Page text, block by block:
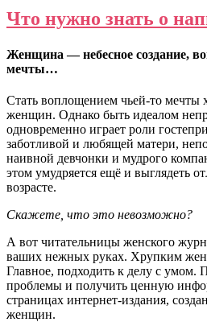
Что нужно знать о
Женщина — небесное создание,
мечты…
Стать воплощением чьей-то мечты
женщин. Однако быть идеалом
одновременно играет роли
заботливой и любящей матери,
наивной девчонки и мудрого
этом умудряется ещё и выглядеть
возрасте.
Скажете, что это невозможно?
А вот читательницы женского
ваших нежных руках. Хрупким
Главное, подходить к делу с умом.
проблемы и получить ценную
страницах интернет-издания,
женщин.